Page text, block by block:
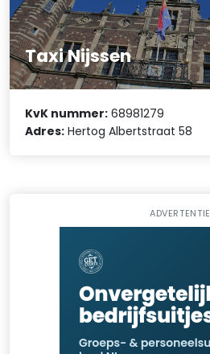
Taxi Nijssen
KvK nummer: 68981279
Adres: Hertog Albertstraat 58
ADVERTENTIE